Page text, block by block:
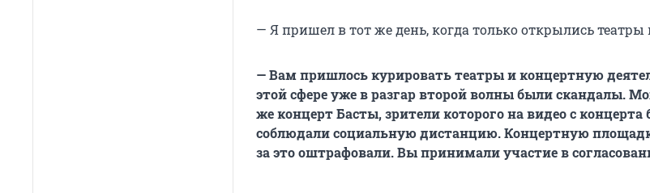
— Я пришел в тот же день, когда только открылись
— Вам пришлось курировать театры и концертную
этой сфере уже в разгар второй волны были скандалы.
же концерт Басты, зрители которого на видео с концерта
соблюдали социальную дистанцию. Концертную
за это оштрафовали. Вы принимали участие в